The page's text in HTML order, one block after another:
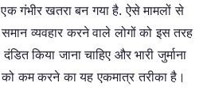
गंभीर खतरा बन गया है. ऐसे मामलों से
समान व्यवहार करने वाले लोगों को इस तरह
किया जाना चाहिए और भारी जुर्माना
को कम करने का यह एकमात्र तरीका है।